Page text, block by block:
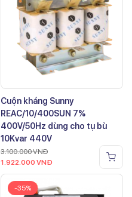
Cuộn kháng Sunny
REAC/10/400SUN 7%
400V/50Hz dùng cho tụ bù
10Kvar 440V
3.100.000VNĐ
1.922.000 VNĐ
-35%